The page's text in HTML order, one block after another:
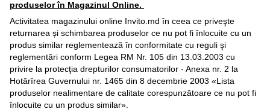
produselor în Magazinul Online.
Activitatea magazinului online Invito.md în ceea ce priveşte
returnarea și schimbarea produselor ce nu pot fi înlocuite cu un
produs similar reglementează în conformitate cu reguli şi
reglementări conform Legea RM Nr. 105 din 13.03.2003 cu
privire la protecţia drepturilor consumatorilor - Anexa nr. 2 la
Hotărîrea Guvernului nr. 1465 din 8 decembrie 2003 «Lista
produselor nealimentare de calitate corespunzătoare ce nu pot fi
înlocuite cu un produs similar».